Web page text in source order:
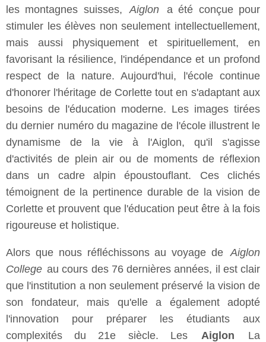
les montagnes suisses,
Aiglon
a été conçue pour
stimuler les élèves non seulement intellectuellement,
mais aussi physiquement et spirituellement, en
favorisant la résilience, l'indépendance et un profond
respect de la nature. Aujourd'hui, l'école continue
d'honorer l'héritage de Corlette tout en s'adaptant aux
besoins de l'éducation moderne. Les images tirées
du dernier numéro du magazine de l'école illustrent le
dynamisme de la vie à l'Aiglon, qu'il s'agisse
d'activités de plein air ou de moments de réflexion
dans un cadre alpin époustouflant. Ces clichés
témoignent de la pertinence durable de la vision de
Corlette et prouvent que l'éducation peut être à la fois
rigoureuse et holistique.
Alors que nous réfléchissons au voyage de Aiglon
College au cours des 76 dernières années, il est clair
que l'institution a non seulement préservé la vision de
son fondateur, mais qu'elle a également adopté
l'innovation pour préparer les étudiants aux
complexités du 21e siècle. Les
Aiglon
La